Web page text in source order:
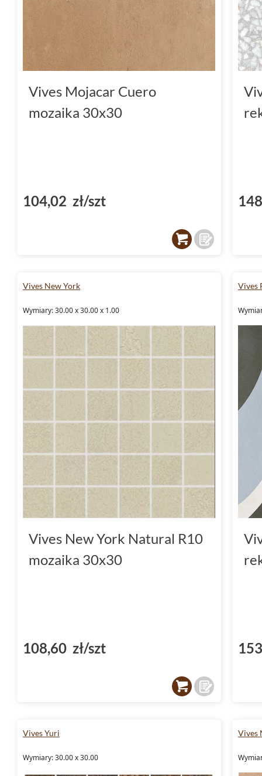
Vives Mojacar Cuero
mozaika 30x30
104,02 zł/szt
Vives New York
Wymiary: 30.00 x 30.00 x 1.00
Vives New York Natural R10
mozaika 30x30
108,60 zł/szt
Vives
Vives Yuri
Wymiary: 30.00 x 30.00
Vives